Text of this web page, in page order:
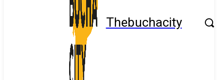
Thebuchacity